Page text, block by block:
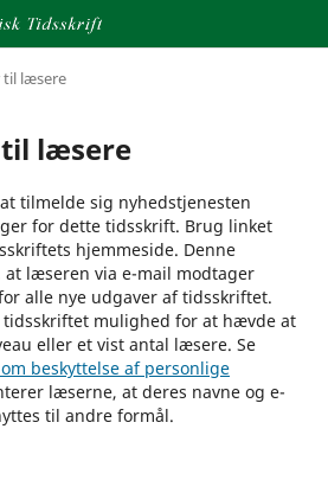
til læsere
læsere
tilmelde sig nyhedstjenesten
for dette tidsskrift. Brug linket
hjemmeside. Denne
læseren via e-mail modtager
alle nye udgaver af tidsskriftet.
tidsskriftet mulighed for at hævde at
eller et vist antal læsere. Se
beskyttelse af personlige
læserne, at deres navne og e-
til andre formål.